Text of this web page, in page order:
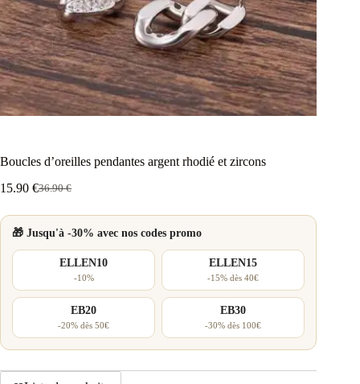
Boucles d’oreilles pendantes argent rhodié et zircons
36.90€
Le
était :
36.90 €.
15.90 €Le
est :
15.90 €.
🎁 Jusqu'à -30% avec nos codes promo
ELLEN10
-10%
ELLEN15
-15% dès 40€
EB20
-20% dès 50€
EB30
-30% dès 100€